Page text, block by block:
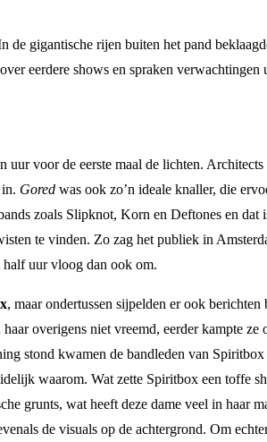
gigantische rijen buiten het pand
eerdere shows en spraken
voor de eerste maal de lichten.
Gored was ook zo’n ideale knaller, die
zoals Slipknot, Korn en Deftones en
te vinden. Zo zag het publiek in
half uur vloog dan ook om.
, maar ondertussen sijpelden er ook
overigens niet vreemd, eerder kampte
stond kwamen de bandleden van
waarom. Wat zette Spiritbox een toffe
grunts, wat heeft deze dame veel in haar
de visuals op de achtergrond. Om